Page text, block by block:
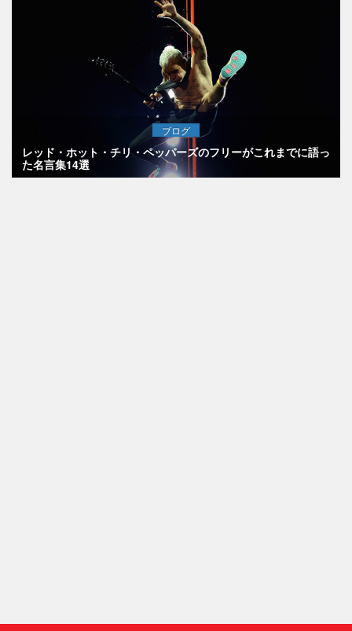
ブログ
レッド・ホット・チリ・ペッパーズのフリーがこれまでに語っ
た名言集14選